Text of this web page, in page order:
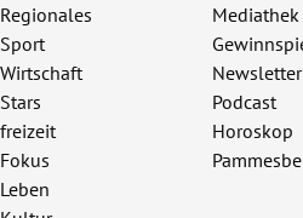
Regionales
Sport
Wirtschaft
Stars
freizeit
Fokus
Leben
Mediathek
Newsletter
Podcast
Horoskop